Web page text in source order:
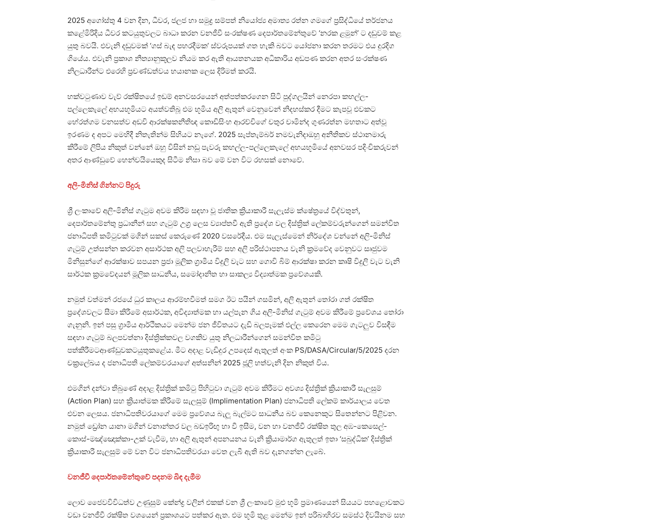
2025 අගෝස්තු 4 වන දින, ධීවර, ජලජ හා සමුද්‍ර සම්පත් නියෝජ්‍ය අමාත්‍ය රත්න ගමගේ ප්‍රසිද්ධියේ තර්ජනය
කළේමිරිදිය ධීවර කටයුතුවලට බාධා කරන වනජීවී සංරක්ෂණ දෙපාර්තමේන්තුවේ ‘නරක ළමුන්’ ට දඬුවම් කළ
යුතු බවයි. එවැනි දඬුවමක් ‘ගස් බැඳ පහරදීමක’ ස්වරූපයක් ගත හැකි බවට යෝජනා කරන තරමට එය දුරදිග
ගියේය. එවැනි ප්‍රකාශ නීත්‍යානුකූලව නියම කර ඇති ආයතනයක අධිකාරිය අඩපණ කරන අතර සංරක්ෂණ
නිලධාරීන්ට එරෙහි ප්‍රචණ්ඩත්වය භයානක ලෙස දිරිමත් කරයි.
හක්වටුණාව වැව් රක්ෂිතයේ ඉඩම් අනවසරයෙන් අත්පත්කරගෙන සිටි පුද්ගලයින් නෙරපා කහල්ල-
පල්ලෙකැලේ අභයභූමියට අයත්වතිබූ එම භූමිය අලි ඇතුන් වෙනුවෙන් නිදහස්කර දීමට කැපවූ එවකට
හේරත්ගම වනසත්ව අඩවි ආරක්ෂකනීතිඥ කොඩිසිංහ ආරච්චිගේ චතුර චාමින්ද ගුණරත්න මහතාට අත්වූ
ඉරණම ද අපට මෙහිදී නිතැතින්ම සිහියට නැගේ. 2025 සැප්තැම්බර් නමවැනිදාඔහු අනීතිකව ස්ථානමාරු
කිරීමේ ලිපිය නිකුත් වන්නේ ඔහු විසින් නඩු පැවරූ කහල්ල-පල්ලෙකැලේ අභයභූමියේ අනවසර පදිංචිකරුවන්
අතර ආණ්ඩුවේ හෙන්චයියෙකුද සිටීම නිසා බව මේ වන විට රහසක් නොවේ.
අලි-මිනිස් ගින්නට පිදුරු
ශ්‍රී ලංකාවේ අලි-මිනිස් ගැටුම අවම කිරීම සඳහා වූ ජාතික ක්‍රියාකාරී සැලැස්ම ක්ෂේත්‍රයේ විද්වතුන්,
දෙපාර්තමේන්තු ප්‍රධානීන් සහ ගැටුම් උග්‍ර ලෙස ව්‍යාප්තවී ඇති ප්‍රදේශ වල දිස්ත්‍රික් ලේකම්වරුන්ගෙන් සමන්විත
ජනාධිපති කමිටුවක් මගින් සකස් කෙරුණේ 2020 වසරේදීය. එම සැලැස්මෙන් නිර්දේශ වන්නේ අලි-මිනිස්
ගැටුම් උත්සන්න කරවන අසාර්ථක අලි පලවාහැරීම් සහ අලි පරිස්ථාපනය වැනි ක්‍රමවේද වෙනුවට සෘජුවම
මිනිසුන්ගේ ආරක්ෂාව සපයන ප්‍රජා මූලික ග්‍රාමීය විදුලි වැට සහ ගොවි බිම් ආරක්ෂා කරන කෘෂි විදුලි වැට වැනි
සාර්ථක ක්‍රමවේදයන් මූලික සාධනීය, සමෝදානිත හා සාකල්‍ය විද්‍යාත්මක ප්‍රවේශයකි.
නමුත් වත්මන් රජයේ ධුර කාලය ආරම්භවීමත් සමග ඊට පයින් ගසමින්, අලි ඇතුන් තෝරා ගත් රක්ෂිත
ප්‍රදේශවලට සීමා කිරීමේ අසාර්ථක, අවිද්‍යාත්මක හා යල්පැන ගිය අලි-මිනිස් ගැටුම් අවම කිරීමේ ප්‍රවේශය තෝරා
ගැනුනි. ඉන් පසු ග්‍රාමීය ආර්ථිකයට මෙන්ම ජන ජීවිතයට දැඩි බලපෑමක් එල්ල කෙරෙන මෙම ගැටලුව විසඳීම
සඳහා ගැටුම් බලපවත්නා දිස්ත්‍රික්කවල වගකිව යුතු නිලධාරීන්ගෙන් සමන්විත කමිටු
පත්කිරීමටආණ්ඩුවකටයුතුකළේය. මීට අදාළ වැඩිදුර උපදෙස් ඇතුලත් අංක PS/DASA/Circular/5/2025 දරන
චක්‍රලේඛය ද ජනාධිපති ලේකම්වරයාගේ අත්සනින් 2025 ජූලි හත්වැනි දින නිකුත් විය.
එමගින් දන්වා තිබුණේ අදාළ දිස්ත්‍රික් කමිටු පිහිටුවා ගැටුම් අවම කිරීමට අවශ්‍ය දිස්ත්‍රික් ක්‍රියාකාරී සැලසුම්
(Action Plan) සහ ක්‍රියාත්මක කිරීමේ සැලසුම් (Implimentation Plan) ජනාධිපති ලේකම් කාර්යාලය වෙත
එවන ලෙසය. ජනාධිපතිවරයාගේ මෙම ප්‍රවේශය බැලූ බැල්මට සාධනීය බව කෙනෙකුට සිතෙන්නට පිළිවන.
නමුත් ඩ්‍රෝන යානා මගින් වනාන්තර වල බඩඉරිඟු හා වී ඉසීම, වන හා වනජීවී රක්ෂිත තුල අඹ-කෙසෙල්-
කොස්-මඤ්ඤොක්කා-උක් වැවීම, හා අලි ඇතුන් අපනයනය වැනි ක්‍රියාමාර්ග ඇතුලත් ඉතා ‘සබුද්ධික’ දිස්ත්‍රික්
ක්‍රියාකාරී සැලසුම් මේ වන විට ජනාධිපතිවරයා වෙත ලැබී ඇති බව දැනගන්න ලැබේ.
වනජීවී දෙපාර්තමේන්තුවේ පදනම බිඳ දැමීම
ලොව ජෛවවිවිධත්ව උණුසුම් කේන්ද්‍ර වලින් එකක් වන ශ්‍රී ලංකාවේ මුළු භූමි ප්‍රමාණයෙන් සියයට පහළොවකට
වඩා වනජීවී රක්ෂිත වශයෙන් ප්‍රකාශයට පත්කර ඇත. එම භූමි තුළ මෙන්ම ඉන් පරිබාහිරව සමස්ථ දිවයිනම සහ